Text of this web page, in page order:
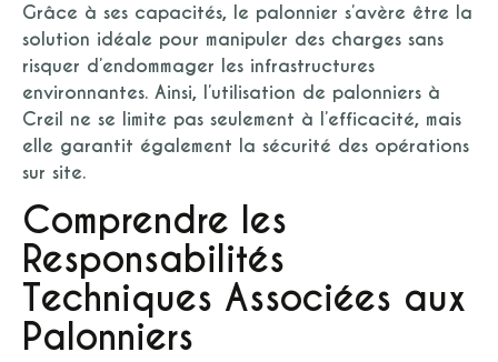
Grâce à ses capacités, le palonnier s’avère être la
solution idéale pour manipuler des charges sans
risquer d’endommager les infrastructures
environnantes. Ainsi, l’utilisation de palonniers à
Creil ne se limite pas seulement à l’efficacité, mais
elle garantit également la sécurité des opérations
sur site.
Comprendre les
Responsabilités
Techniques Associées aux
Palonniers